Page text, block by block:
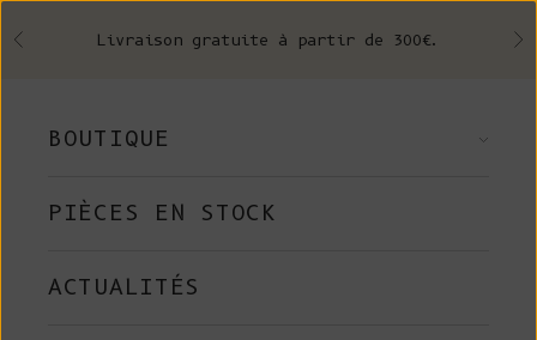
Précédent Livraison gratuite à partir de 300€.
BOUTIQUE
PIÈCES EN STOCK
ACTUALITÉS